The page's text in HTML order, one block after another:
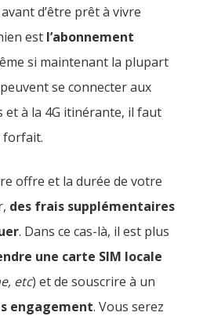
d’être prêt à vivre
est l’abonnement
si maintenant la plupart
se connecter aux
et à la 4G itinérante, il faut
forfait.
offre et la durée de votre
des frais supplémentaires
. Dans ce cas-là, il est plus
une carte SIM locale
etc) et de souscrire à un
engagement. Vous serez